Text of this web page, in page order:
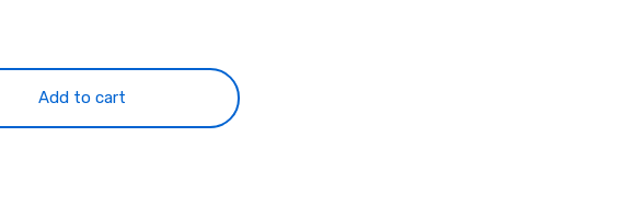
Add to cart